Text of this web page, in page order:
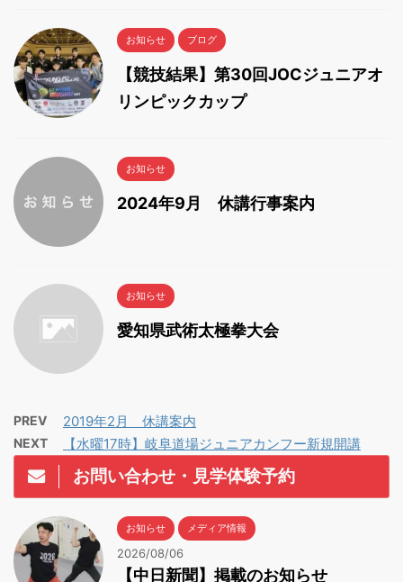
お知らせ ブログ
【競技結果】第30回JOCジュニアオ
リンピックカップ
お知らせ
2024年9月 休講行事案内
お知らせ
愛知県武術太極拳大会
PREV 2019年2月 休講案内
NEXT 【水曜17時】岐阜道場ジュニアカンフー新規開講
お問い合わせ・見学体験予約
お知らせ メディア情報
2026/08/06
【中日新聞】掲載のお知らせ